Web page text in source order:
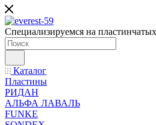
Специализируемся на
Каталог
Пластины
РИДАН
АЛЬФА ЛАВАЛЬ
FUNKE